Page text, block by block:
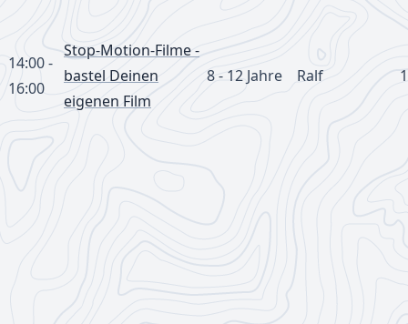
14:00 -
16:00
Stop-Motion-Filme -
bastel Deinen
eigenen Film
8 - 12 Jahre Ralf